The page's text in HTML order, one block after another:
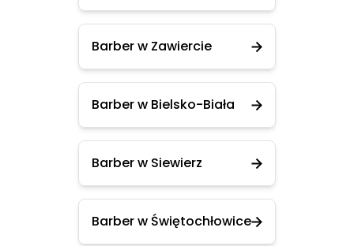
Barber w Zawiercie
Barber w Bielsko-Biała
Barber w Siewierz
Barber w Świętochłowice